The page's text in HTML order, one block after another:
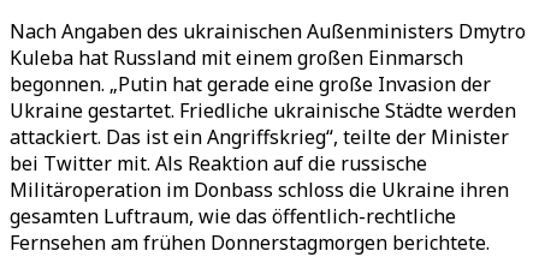
Nach Angaben des ukrainischen Außenministers Dmytro
Kuleba hat Russland mit einem großen Einmarsch
begonnen. „Putin hat gerade eine große Invasion der
Ukraine gestartet. Friedliche ukrainische Städte werden
attackiert. Das ist ein Angriffskrieg“, teilte der Minister
bei Twitter mit. Als Reaktion auf die russische
Militäroperation im Donbass schloss die Ukraine ihren
gesamten Luftraum, wie das öffentlich-rechtliche
Fernsehen am frühen Donnerstagmorgen berichtete.